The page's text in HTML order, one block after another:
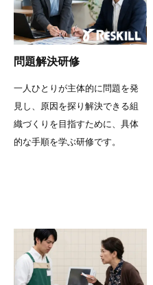
問題解決研修
一人ひとりが主体的に問題を発
見し、原因を探り解決できる組
織づくりを目指すために、具体
的な手順を学ぶ研修です。